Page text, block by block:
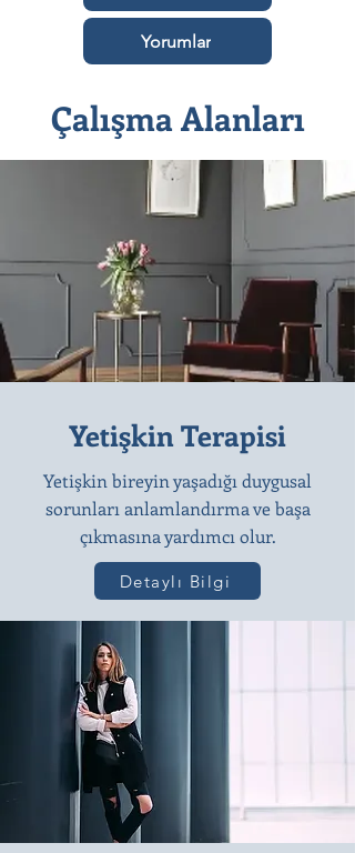
Yorumlar
Çalışma Alanları
Yetişkin Terapisi
Yetişkin bireyin yaşadığı duygusal
sorunları anlamlandırma ve başa
çıkmasına yardımcı olur.
Detaylı Bilgi